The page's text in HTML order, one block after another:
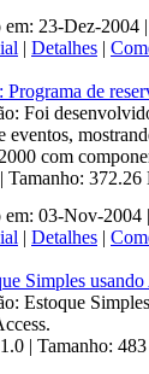
23-Dez-2004
| Detalhes |
Programa de
Foi
eventos,
com
Tamanho: 372.26
03-Nov-2004
| Detalhes |
Simples
Estoque
| Tamanho: